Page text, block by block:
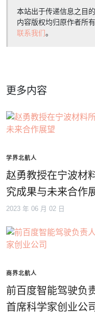
本站出于传递信息之目
内容版权均归原作者所
联系我们。
更多内容
学界北航人
赵勇教授在宁波材
究成果与未来合作
2023 年 06 月 02 日
商界北航人
前百度智能驾驶负
首席科学家创业公司